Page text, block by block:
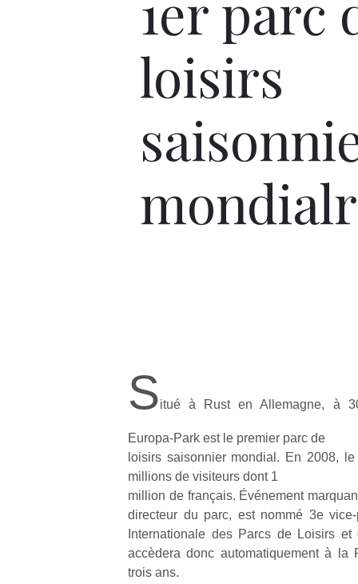
loisirs
Situé à Rust en Allemagne, à
Europa-Park est le premier parc de
loisirs saisonnier mondial. En 2008,
millions de visiteurs dont 1
million de français. Événement
directeur du parc, est nommé 3e
Internationale des Parcs de Loisirs
accèdera donc automatiquement à la
trois ans.